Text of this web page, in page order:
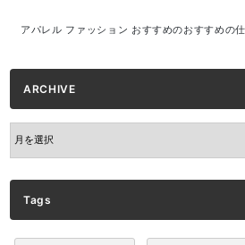
アパレル ファッション おすすめのおすすめの
ARCHIVE
ARCHIVE
Tags